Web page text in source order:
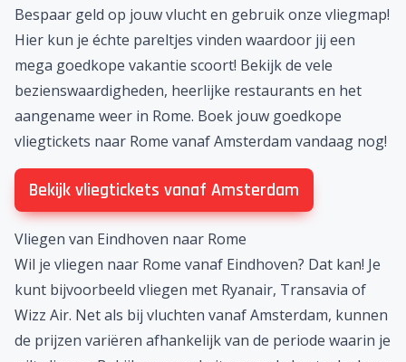
Bespaar geld op jouw vlucht en gebruik onze vliegmap!
Hier kun je échte pareltjes vinden waardoor jij een
mega goedkope vakantie scoort! Bekijk de vele
bezienswaardigheden, heerlijke restaurants en het
aangename weer in Rome. Boek jouw goedkope
vliegtickets naar Rome vanaf Amsterdam vandaag nog!
Bekijk vliegtickets vanaf Amsterdam
Vliegen van Eindhoven naar Rome
Wil je vliegen naar Rome vanaf Eindhoven? Dat kan! Je
kunt bijvoorbeeld vliegen met Ryanair, Transavia of
Wizz Air. Net als bij vluchten vanaf Amsterdam, kunnen
de prijzen variëren afhankelijk van de periode waarin je